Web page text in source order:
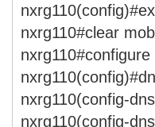
nxrg110#clear
nxrg110(config-
nxrg110(config-